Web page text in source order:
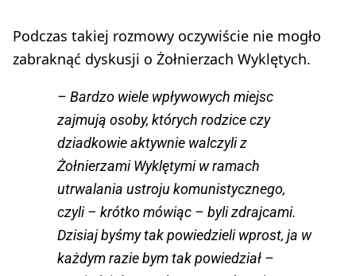
Podczas takiej rozmowy oczywiście nie mogło
zabraknąć dyskusji o Żołnierzach Wyklętych.
– Bardzo wiele wpływowych miejsc
zajmują osoby, których rodzice czy
dziadkowie aktywnie walczyli z
Żołnierzami Wyklętymi w ramach
utrwalania ustroju komunistycznego,
czyli – krótko mówiąc – byli zdrajcami.
Dzisiaj byśmy tak powiedzieli wprost, ja w
każdym razie bym tak powiedział –